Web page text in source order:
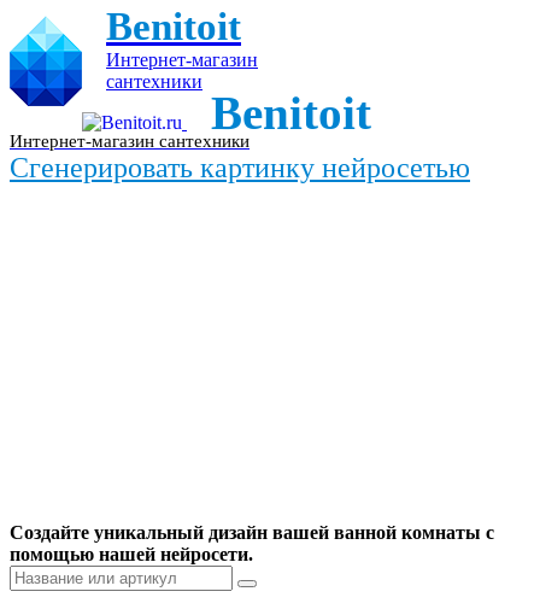
Benitoit
Интернет-магазин
сантехники
Benitoit
Интернет-магазин сантехники
Сгенерировать картинку нейросетью
Создайте уникальный дизайн вашей ванной комнаты с
помощью нашей нейросети.